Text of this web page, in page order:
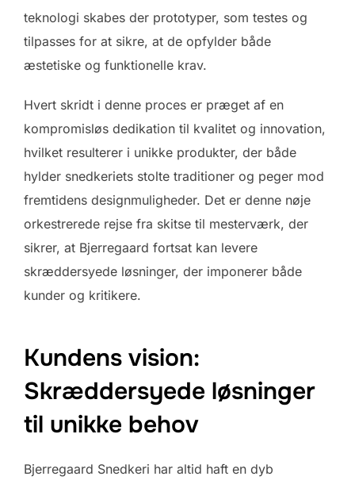
teknologi skabes der prototyper, som testes og
tilpasses for at sikre, at de opfylder både
æstetiske og funktionelle krav.
Hvert skridt i denne proces er præget af en
kompromisløs dedikation til kvalitet og innovation,
hvilket resulterer i unikke produkter, der både
hylder snedkeriets stolte traditioner og peger mod
fremtidens designmuligheder. Det er denne nøje
orkestrerede rejse fra skitse til mesterværk, der
sikrer, at Bjerregaard fortsat kan levere
skræddersyede løsninger, der imponerer både
kunder og kritikere.
Kundens vision:
Skræddersyede løsninger
til unikke behov
Bjerregaard Snedkeri har altid haft en dyb